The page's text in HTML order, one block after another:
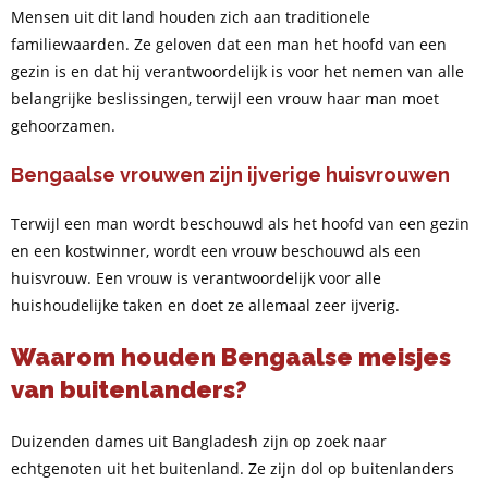
Mensen uit dit land houden zich aan traditionele
familiewaarden. Ze geloven dat een man het hoofd van een
gezin is en dat hij verantwoordelijk is voor het nemen van alle
belangrijke beslissingen, terwijl een vrouw haar man moet
gehoorzamen.
Bengaalse vrouwen zijn ijverige huisvrouwen
Terwijl een man wordt beschouwd als het hoofd van een gezin
en een kostwinner, wordt een vrouw beschouwd als een
huisvrouw. Een vrouw is verantwoordelijk voor alle
huishoudelijke taken en doet ze allemaal zeer ijverig.
Waarom houden Bengaalse meisjes
van buitenlanders?
Duizenden dames uit Bangladesh zijn op zoek naar
echtgenoten uit het buitenland. Ze zijn dol op buitenlanders